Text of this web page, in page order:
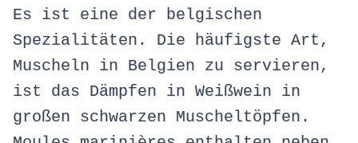
Es ist eine der belgischen
Spezialitäten. Die häufigste Art,
Muscheln in Belgien zu servieren,
ist das Dämpfen in Weißwein in
großen schwarzen Muscheltöpfen.